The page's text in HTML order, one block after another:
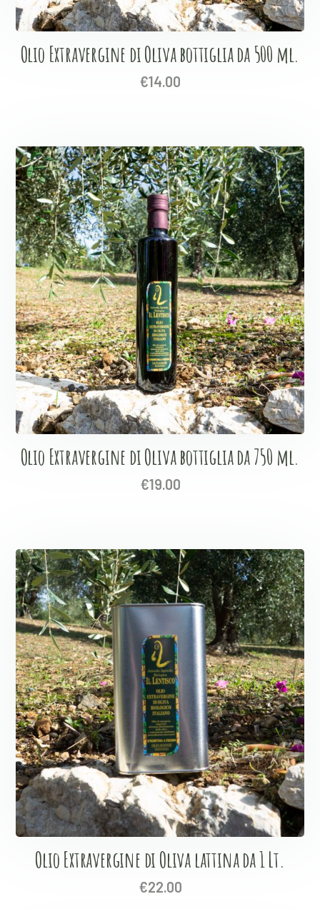
Olio Extravergine di Oliva bottiglia da 500 ml.
€14.00
Olio Extravergine di Oliva bottiglia da 750 ml.
€19.00
Olio Extravergine di Oliva lattina da 1 Lt.
€22.00